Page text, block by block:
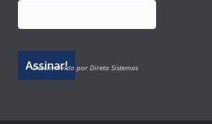
Desenvolvido por Direta Sistemas